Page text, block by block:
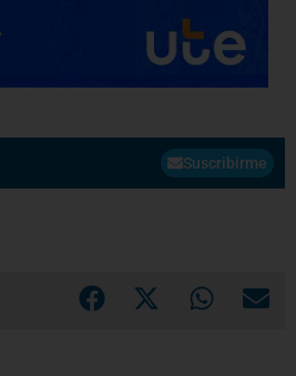
Suscribirme